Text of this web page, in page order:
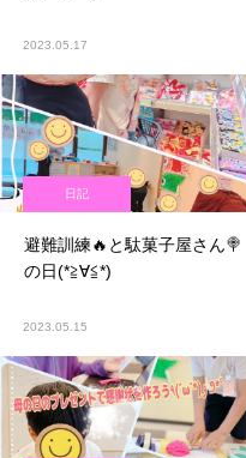
2023.05.17
日記
避難訓練🔥と駄菓子屋さん🍭
の日(*≧∀≦*)
2023.05.15